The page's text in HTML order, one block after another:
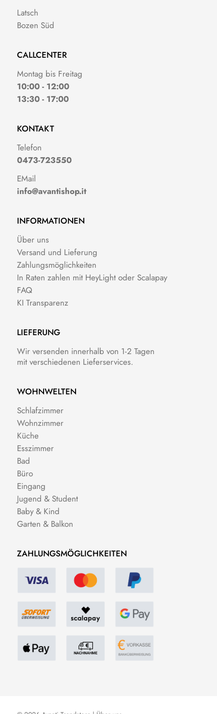
Latsch
Bozen Süd
CALLCENTER
Montag bis Freitag
10:00 - 12:00
13:30 - 17:00
KONTAKT
Telefon
0473-723550
EMail
info@avantishop.it
INFORMATIONEN
Über uns
Versand und Lieferung
Zahlungsmöglichkeiten
In Raten zahlen mit HeyLight oder Scalapay
FAQ
KI Transparenz
LIEFERUNG
Wir versenden innerhalb von 1-2 Tagen
mit verschiedenen Lieferservices.
WOHNWELTEN
Schlafzimmer
Wohnzimmer
Küche
Esszimmer
Bad
Büro
Eingang
Jugend & Student
Baby & Kind
Garten & Balkon
ZAHLUNGSMÖGLICHKEITEN